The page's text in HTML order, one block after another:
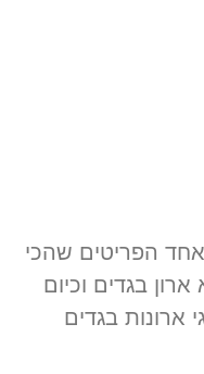
הפריטים שהכי
בגדים וכיום
ארונות בגדים